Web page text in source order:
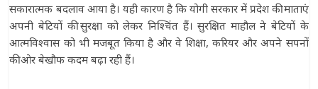
सकारात्मक बदलाव आया है। यही कारण है कि योगी सरकार में प्रदेश की माताएं
अपनी बेटियों की सुरक्षा को लेकर निश्चिंत हैं। सुरक्षित माहौल ने बेटियों के
आत्मविश्वास को भी मजबूत किया है और वे शिक्षा, करियर और अपने सपनों
की ओर बेखौफ कदम बढ़ा रही हैं।